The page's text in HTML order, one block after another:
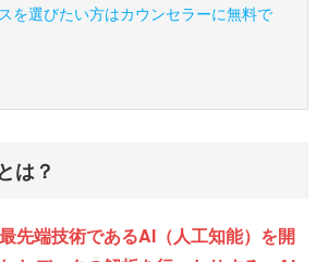
を選びたい方はカウンセラーに無料で
は？
先端技術であるAI（人工知能）を開